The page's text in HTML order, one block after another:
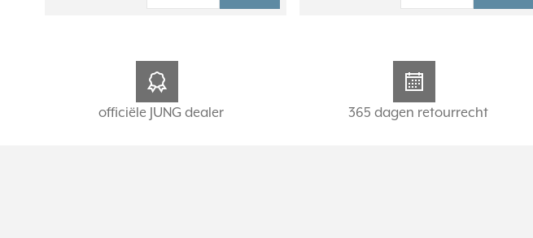
officiële JUNG dealer 365 dagen retourrecht